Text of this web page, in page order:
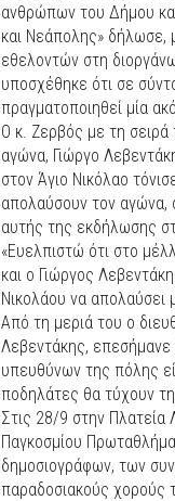
ανθρώπων του Δήμου
και Νεάπολης» δήλωσε,
εθελοντών στη
υποσχέθηκε ότι σε
πραγματοποιηθεί μία
Ο κ. Ζερβός με τη σειρά
αγώνα, Γιώργο
στον Άγιο Νικόλαο
απολαύσουν τον αγώνα,
αυτής της εκδήλωσης
«Ευελπιστώ ότι στο
και ο Γιώργος
Νικολάου να απολαύσει
Από τη μεριά του ο
Λεβεντάκης, επεσήμανε
υπευθύνων της πόλης
ποδηλάτες θα τύχουν
Στις 28/9 στην Πλατεία
Παγκοσμίου
δημοσιογράφων, των
παραδοσιακούς χορούς